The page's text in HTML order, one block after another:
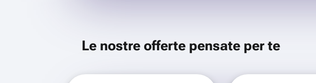
Le nostre offerte pensate per te